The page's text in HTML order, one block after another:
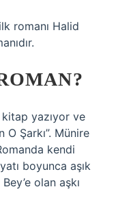
romanı Halid
yazıyor ve
O Şarkı”. Münire
kendi
boyunca aşık
olan aşkı